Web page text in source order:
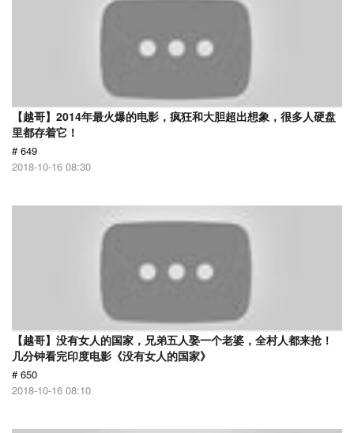
【越哥】2014年最火爆的电影，疯狂和大胆超出想象，很多人硬盘
里都存着它！
# 649
2018-10-16 08:30
【越哥】没有女人的国家，兄弟五人娶一个老婆，全村人都来抢！
几分钟看完印度电影《没有女人的国家》
# 650
2018-10-16 08:10